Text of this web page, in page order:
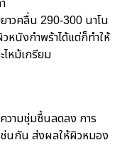
วคลื่น 290-300 นาโน
หนังกำพร้าได้แต่ก็ทำให้
หม้เกรียม
วามชุ่มชื้นลดลง การ
ช่นกัน ส่งผลให้ผิวหมอง